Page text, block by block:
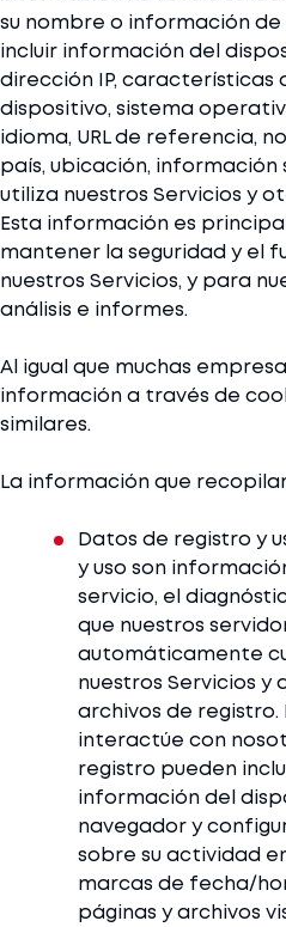
su nombre o información
incluir información del
dirección IP, características
dispositivo, sistema
idioma, URL de referencia,
país, ubicación,
utiliza nuestros Servicios y
Esta información es
mantener la seguridad y el
nuestros Servicios, y para
análisis e informes.
Al igual que muchas
información a través de
similares.
La información que
Datos de registro y
y uso son
servicio, el
que nuestros
automáticamente
nuestros Servicios y
archivos de
interactúe con
registro pueden
información del
navegador y
sobre su actividad
marcas de fecha/
páginas y archivos